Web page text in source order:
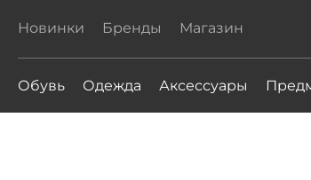
Новинки Бренды Магазин
Обувь Одежда Аксессуары